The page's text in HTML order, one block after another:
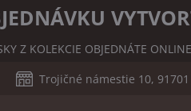
Z KOLEKCIE OBJEDNÁTE
Trojičné námestie 10,